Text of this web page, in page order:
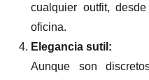
cualquier outfit,
oficina.
Elegancia sutil:
Aunque son